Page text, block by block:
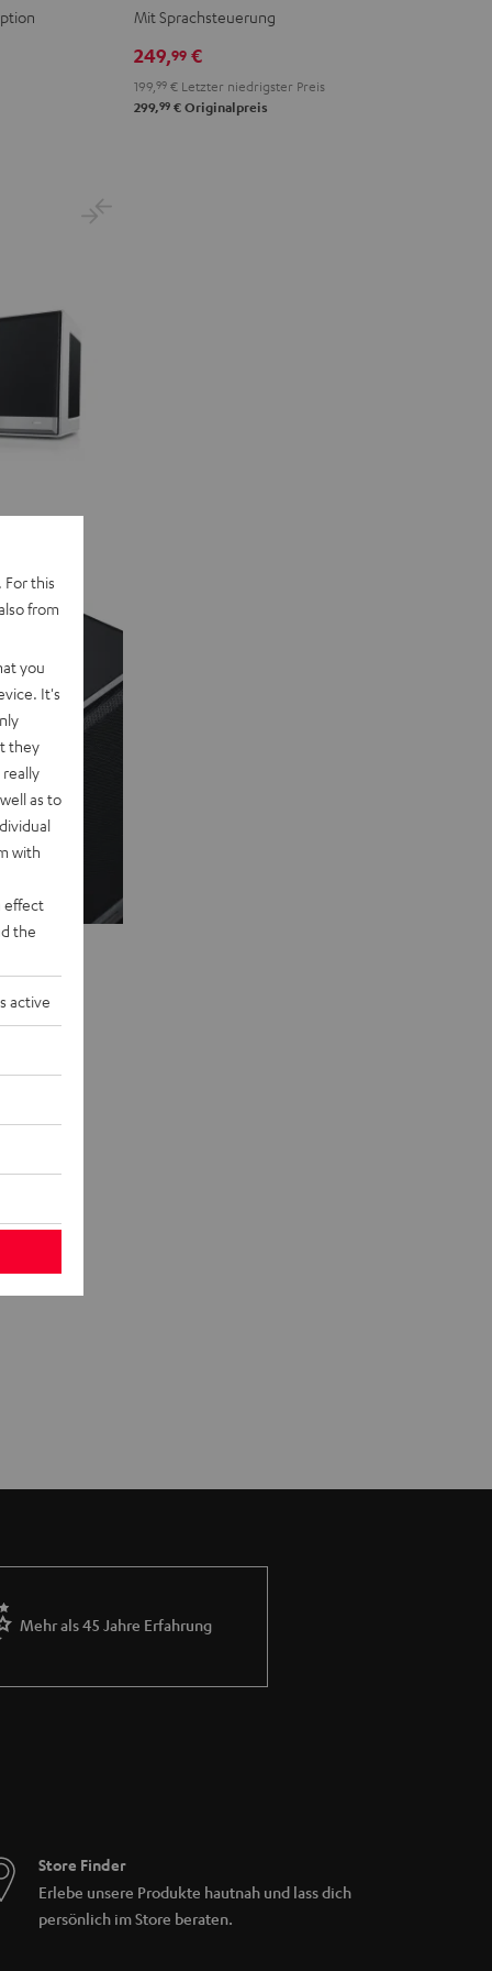
VOICE
Black
VOICE
White
Mit Sprachsteuerung
249,99 €
199, 99 € Letzter niedrigster Preis
299,99 € Originalpreis
Mehr als 45 Jahre Erfahrung
Store Finder
Erlebe unsere Produkte hautnah und lass dich
persönlich im Store beraten.
this
from
you
It's
they
as to
with
effect
the
active